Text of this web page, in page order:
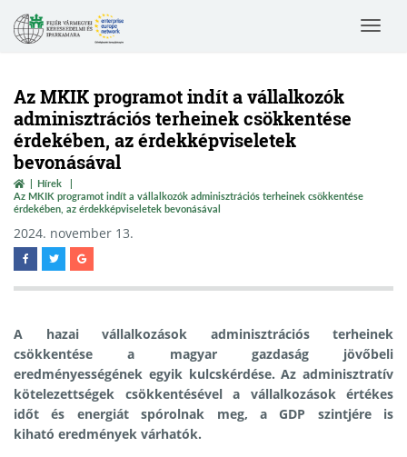
Toggle
Az MKIK programot indít a vállalkozók
adminisztrációs terheinek csökkentése
érdekében, az érdekképviseletek
bevonásával
Hírek
Az MKIK programot indít a vállalkozók adminisztrációs terheinek csökkentése
érdekében, az érdekképviseletek bevonásával
2024. november 13.
A hazai vállalkozások adminisztrációs terheinek
csökkentése a magyar gazdaság jövőbeli
eredményességének egyik kulcskérdése. Az adminisztratív
kötelezettségek csökkentésével a vállalkozások értékes
időt és energiát spórolnak meg, a GDP szintjére is
kiható eredmények várhatók.